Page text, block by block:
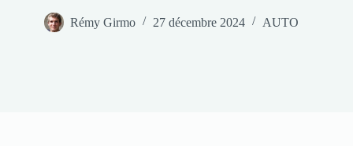
Rémy Girmo 27 décembre 2024 AUTO